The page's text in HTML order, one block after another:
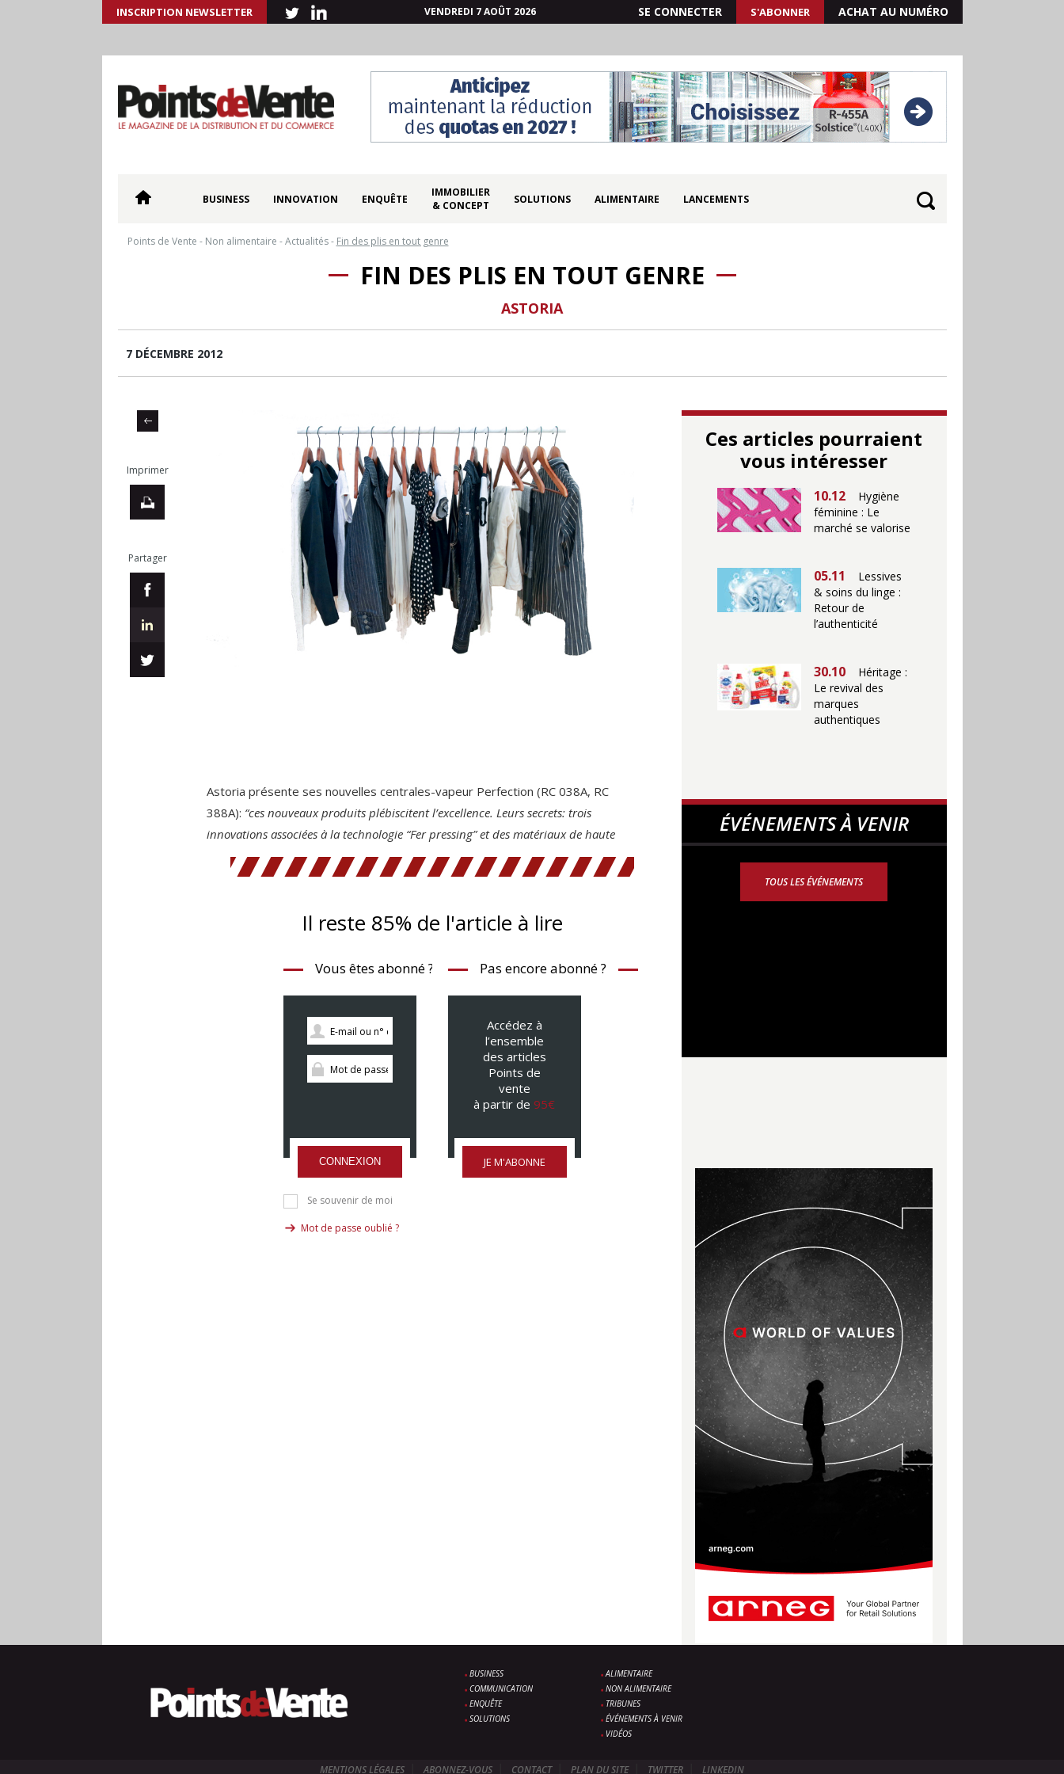
INSCRIPTION NEWSLETTER VENDREDI 7 AOÛT 2026 SE CONNECTER S'ABONNER ACHAT AU NUMÉRO
BUSINESS INNOVATION ENQUÊTE
IMMOBILIER
& CONCEPT
SOLUTIONS ALIMENTAIRE LANCEMENTS
Points de Vente - Non alimentaire -Actualités- Fin des plis en tout genre
FIN DES PLIS EN TOUT GENRE
ASTORIA
7 DÉCEMBRE 2012
Imprimer
Partager
Astoria présente ses nouvelles centrales-vapeur Perfection (RC 038A, RC
388A): “ces nouveaux produits plébiscitent l’excellence. Leurs secrets: trois
innovations associées à la technologie “Fer pressing” et des matériaux de haute
Il reste 85% de l'article à lire
Vous êtes abonné ?
CONNEXION
Se souvenir de moi
Mot de passe oublié ?
Pas encore abonné ?
Accédez à
l’ensemble
des articles
Points de
vente
à partir de 95€
JE M'ABONNE
Ces articles pourraient
vous intéresser
10.12
Hygiène
féminine : Le
marché se valorise
05.11
Lessives
& soins du linge :
Retour de
l’authenticité
30.10
Héritage :
Le revival des
marques
authentiques
ÉVÉNEMENTS À VENIR
TOUS LES ÉVÉNEMENTS
BUSINESS
COMMUNICATION
ENQUÊTE
SOLUTIONS
ALIMENTAIRE
NON ALIMENTAIRE
TRIBUNES
ÉVÉNEMENTS À VENIR
VIDÉOS
MENTIONS LÉGALES ABONNEZ-VOUS CONTACT PLAN DU SITE TWITTER LINKEDIN